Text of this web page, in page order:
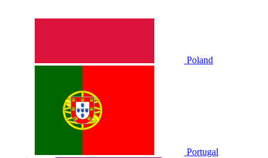
Poland
Portugal